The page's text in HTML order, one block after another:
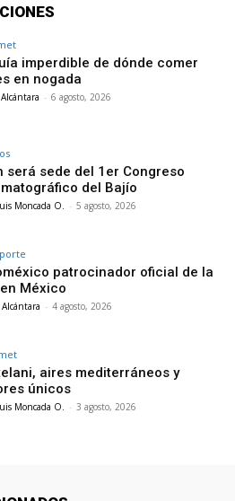
imperdible de dónde comer
en nogada
- 6 agosto, 2026
será sede del 1er Congreso
del Bajío
Moncada O. - 5 agosto, 2026
patrocinador oficial de la
México
- 4 agosto, 2026
aires mediterráneos y
únicos
Moncada O. - 3 agosto, 2026